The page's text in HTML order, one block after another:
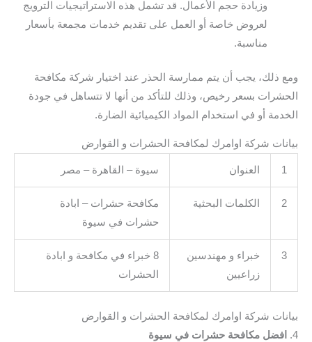
وزيادة حجم الأعمال. قد تشمل هذه الاستراتيجيات الترويج
لعروض خاصة أو العمل على تقديم خدمات مجمعة بأسعار
مناسبة.
ومع ذلك، يجب أن يتم ممارسة الحذر عند اختيار شركة مكافحة
الحشرات بسعر رخيص، وذلك للتأكد من أنها لا تتساهل في جودة
الخدمة أو في استخدام المواد الكيميائية الضارة.
بيانات شركة اوامرك لمكافحة الحشرات و القوارض
1 العنوان سيوة – القاهرة – مصر
2 الكلمات البحثية
مكافحة حشرات – ابادة
حشرات في سيوة
3
خبراء و مهندسين
زراعيين
8 خبراء في مكافحة و ابادة
الحشرات
بيانات شركة اوامرك لمكافحة الحشرات و القوارض
4.
افضل مكافحة حشرات في سيوة